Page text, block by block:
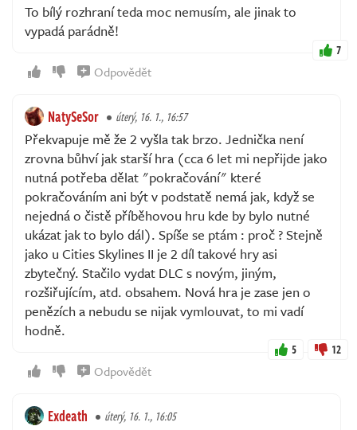
To bílý rozhraní teda moc nemusím, ale jinak to
vypadá parádně!
7
Odpovědět
NatySeSor úterý, 16. 1., 16:57
Překvapuje mě že 2 vyšla tak brzo. Jednička není
zrovna bůhví jak starší hra (cca 6 let mi nepřijde jako
nutná potřeba dělat "pokračování" které
pokračováním ani být v podstatě nemá jak, když se
nejedná o čistě příběhovou hru kde by bylo nutné
ukázat jak to bylo dál). Spíše se ptám : proč ? Stejně
jako u Cities Skylines II je 2 díl takové hry asi
zbytečný. Stačilo vydat DLC s novým, jiným,
rozšiřujícím, atd. obsahem. Nová hra je zase jen o
penězích a nebudu se nijak vymlouvat, to mi vadí
hodně.
5 12
Odpovědět
Exdeath úterý, 16. 1., 16:05